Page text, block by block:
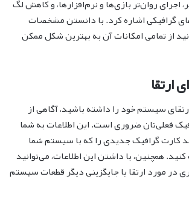
اجرای روان‌تر بازی‌ها و نرم‌افزارها، و کاهش لگ
گرافیکی اشاره کرد. با دانستن مشخصات
از تمامی امکانات آن به بهترین شکل ممکن
ارتقا
سیستم خود را داشته باشید، آگاهی از
فعلی‌تان ضروری است. این اطلاعات به شما
کارت گرافیک جدیدی را که با سیستم شما
همچنین، با داشتن این اطلاعات، می‌توانید
در مورد ارتقا یا جایگزینی دیگر قطعات سیستم